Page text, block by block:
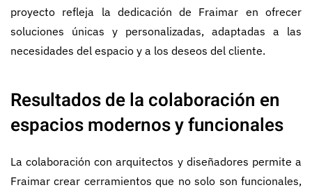
proyecto refleja la dedicación de Fraimar en ofrecer
soluciones únicas y personalizadas, adaptadas a las
necesidades del espacio y a los deseos del cliente.
Resultados de la colaboración en
espacios modernos y funcionales
La colaboración con arquitectos y diseñadores permite a
Fraimar crear cerramientos que no solo son funcionales,